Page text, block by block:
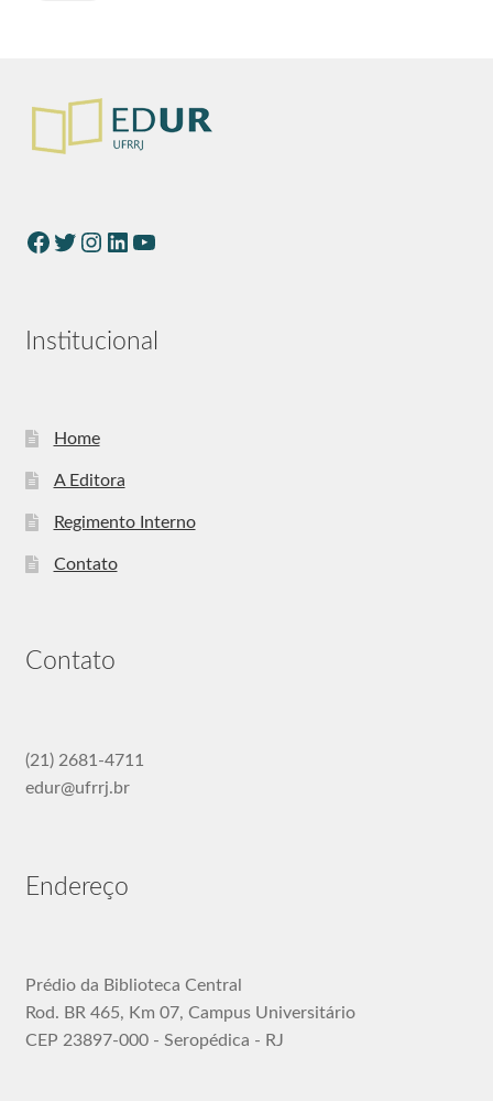
Institucional
Home
A Editora
Regimento Interno
Contato
Contato
(21) 2681-4711
edur@ufrrj.br
Endereço
Prédio da Biblioteca Central
Rod. BR 465, Km 07, Campus Universitário
CEP 23897-000 - Seropédica - RJ